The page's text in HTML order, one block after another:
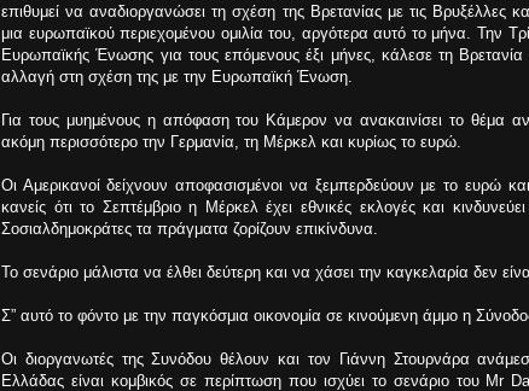
επιθυμεί να αναδιοργανώσει τη σχέση της Βρετανίας με τις Βρυξέλλες
μια ευρωπαϊκού περιεχομένου ομιλία του, αργότερα αυτό το μήνα. Την
Ευρωπαϊκής Ένωσης για τους επόμενους έξι μήνες, κάλεσε τη Βρετανία
αλλαγή στη σχέση της με την Ευρωπαϊκή Ένωση.
Για τους μυημένους η απόφαση του Κάμερον να ανακαινίσει το θέμα
ακόμη περισσότερο την Γερμανία, τη Μέρκελ και κυρίως το ευρώ.
Οι Αμερικανοί δείχνουν αποφασισμένοι να ξεμπερδεύουν με το ευρώ
κανείς ότι το Σεπτέμβριο η Μέρκελ έχει εθνικές εκλογές και
Σοσιαλδημοκράτες τα πράγματα ζορίζουν επικίνδυνα.
Το σενάριο μάλιστα να έλθει δεύτερη και να χάσει την καγκελαρία δεν
Σ” αυτό το φόντο με την παγκόσμια οικονομία σε κινούμενη άμμο η
Οι διοργανωτές της Συνόδου θέλουν και τον Γιάννη Στουρνάρα
Ελλάδας είναι κομβικός σε περίπτωση που ισχύει το σενάριο του Mr